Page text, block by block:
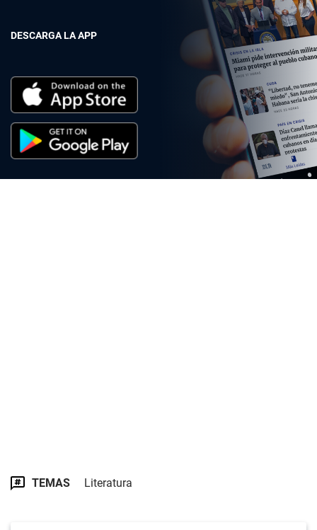
DESCARGA LA APP
TEMAS Literatura